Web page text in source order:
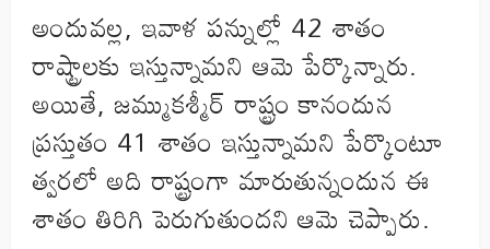
అందువల్ల, ఇవాళ పన్నుల్లో 42 శాతం
రాష్ట్రాలకు ఇస్తున్నామని ఆమె పేర్కొన్నారు.
అయితే, జమ్ముకశ్మీర్‌ రాష్ట్రం కానందున
ప్రస్తుతం 41 శాతం ఇస్తున్నామని పేర్కొంటూ
త్వరలో అది రాష్ట్రంగా మారుతున్నందున ఈ
శాతం తిరిగి పెరుగుతుందని ఆమె చెప్పారు.